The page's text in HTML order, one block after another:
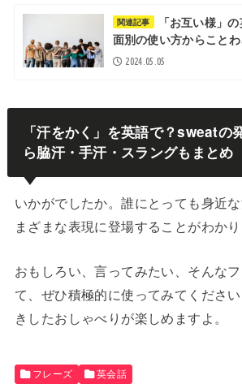
関連記事
「お互い様」
面別の使い方からこと
2024.05.05
「汗をかく」を英語で？sweatの
ら脇汗・手汗・スラングもまとめ
いかがでしたか。誰にとっても身近
まざまな表現に登場することがわかり
おもしろい、言ってみたい、そんな
て、ぜひ積極的に使ってみてくださ
きしたおしゃべりが楽しめますよ。
フレーズ 英会話